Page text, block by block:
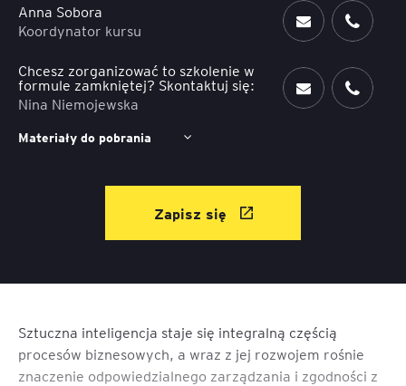
Sztuczna inteligencja staje się integralną częścią
procesów biznesowych, a wraz z jej rozwojem rośnie
znaczenie odpowiedzialnego zarządzania i zgodności z
Anna Sobora
Koordynator kursu
Chcesz zorganizować to szkolenie w
formule zamkniętej? Skontaktuj się:
Nina Niemojewska
Materiały do pobrania
Zapisz się